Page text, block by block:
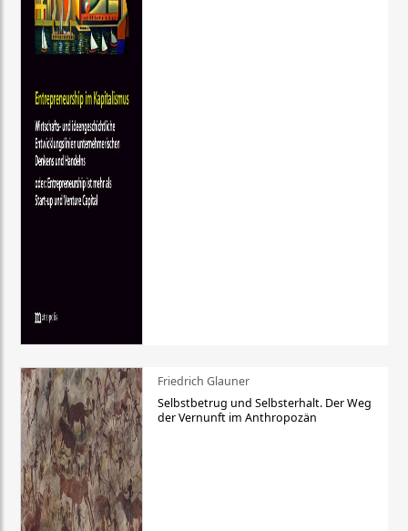
Friedrich Glauner
Selbstbetrug und Selbsterhalt. Der Weg
der Vernunft im Anthropozän